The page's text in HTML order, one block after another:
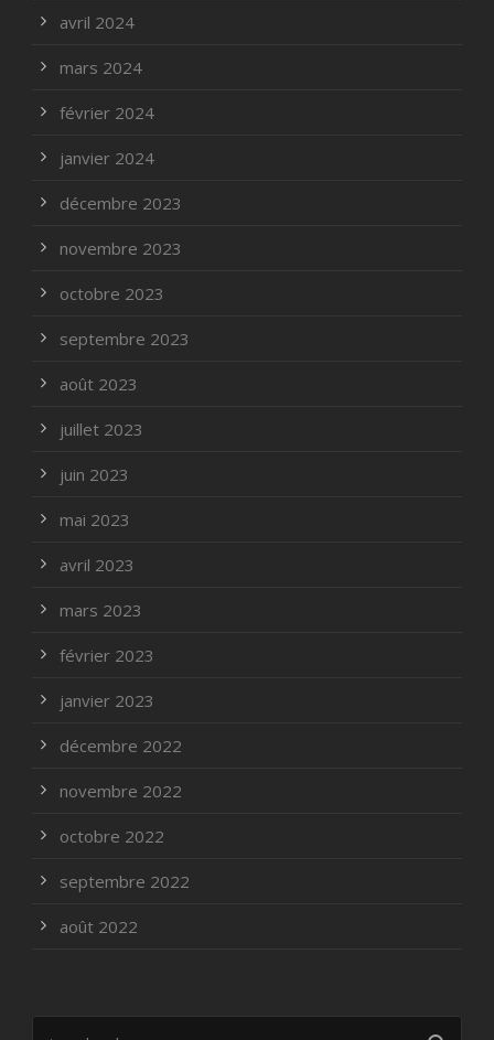
avril 2024
mars 2024
février 2024
janvier 2024
décembre 2023
novembre 2023
octobre 2023
septembre 2023
août 2023
juillet 2023
juin 2023
mai 2023
avril 2023
mars 2023
février 2023
janvier 2023
décembre 2022
novembre 2022
octobre 2022
septembre 2022
août 2022